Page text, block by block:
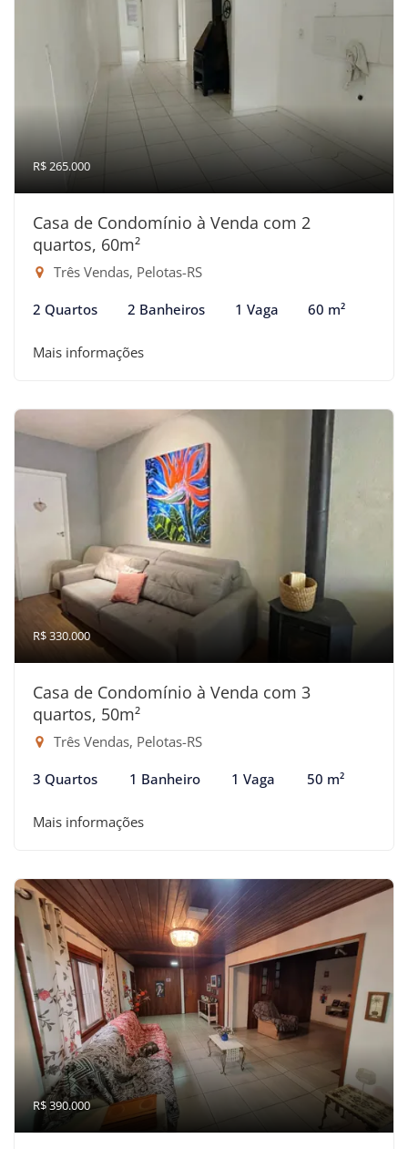
R$ 265.000
Casa de Condomínio à Venda com 2
quartos, 60m²
Três Vendas, Pelotas-RS
2 Quartos 2 Banheiros 1 Vaga 60 m²
Mais informações
R$ 330.000
Casa de Condomínio à Venda com 3
quartos, 50m²
Três Vendas, Pelotas-RS
3 Quartos 1 Banheiro 1 Vaga 50 m²
Mais informações
R$ 390.000